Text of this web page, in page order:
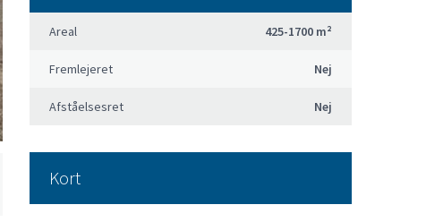
Areal 425-1700 m²
Fremlejeret Nej
Afståelsesret Nej
Kort